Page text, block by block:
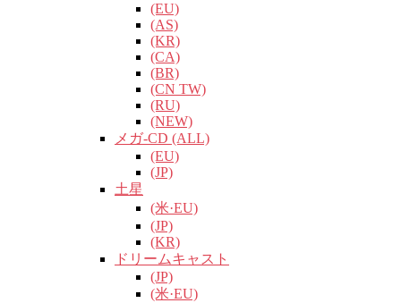
(EU)
(AS)
(KR)
(CA)
(BR)
(CN TW)
(RU)
(NEW)
メガ-CD (ALL)
(EU)
(JP)
土星
(米·EU)
(JP)
(KR)
ドリームキャスト
(JP)
(米·EU)